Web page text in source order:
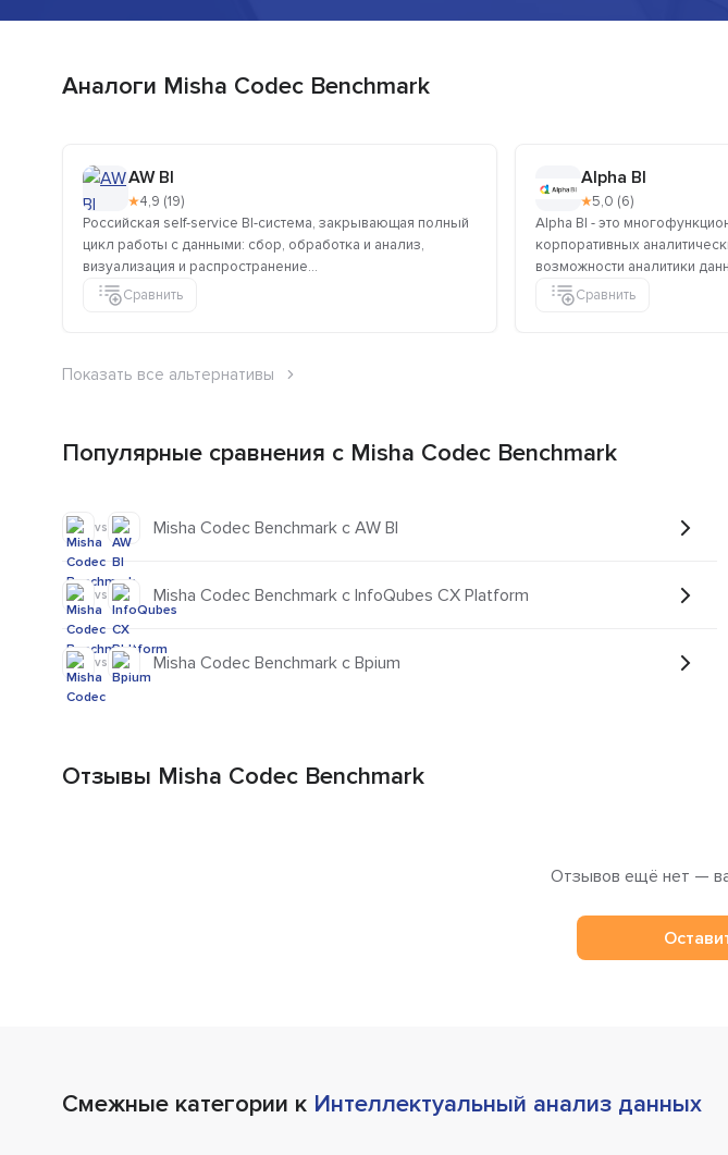
Аналоги Misha Codec Benchmark
AW BI
★4,9 (19)
Российская self-service BI-система, закрывающая полный
цикл работы с данными: сбор, обработка и анализ,
визуализация и распространение...
Сравнить
Alpha BI
★5,0 (6)
Alpha BI - это
корпоративных
возможности аналитики
Сравнить
Показать все альтернативы
Популярные сравнения с Misha Codec Benchmark
vs Misha Codec Benchmark с AW BI
vs Misha Codec Benchmark с InfoQubes CX Platform
vs Misha Codec Benchmark с Bpium
Отзывы Misha Codec Benchmark
Отзывов ещё нет —
Смежные категории к Интеллектуальный анализ данных